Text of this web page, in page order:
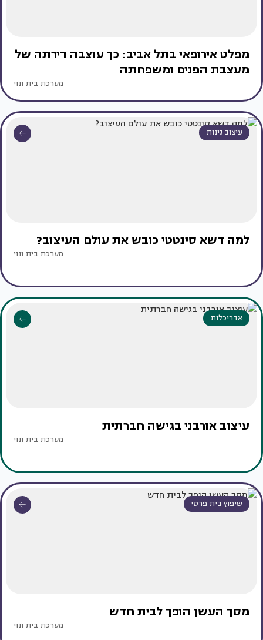
מפלט אירופאי בתל אביב: כך עוצבה דירתה של
מעצבת הפנים ומשפחתה
מערכת בית ונוי
עיצוב גינות
למה דשא סינטטי כובש את עולם העיצוב?
מערכת בית ונוי
אדריכלות
עיצוב אורבני בגישה חברתית
מערכת בית ונוי
שיפוץ בית פרטי
מסך העשן הופך לבית חדש
מערכת בית ונוי